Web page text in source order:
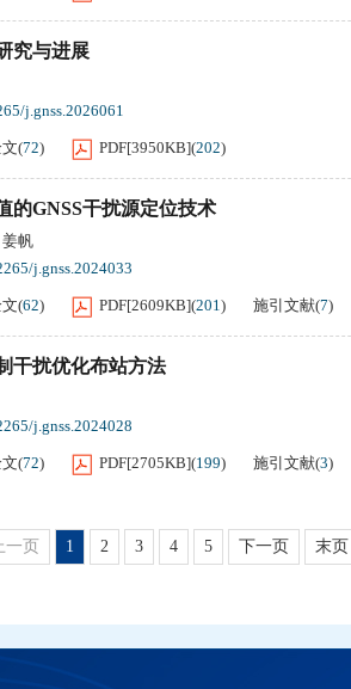
究与进展
j.gnss.2026061
(72) PDF[3950KB](202)
的GNSS干扰源定位技术
姜帆
j.gnss.2024033
(62) PDF[2609KB](201) 施引文献(7)
干扰优化布站方法
j.gnss.2024028
(72) PDF[2705KB](199) 施引文献(3)
一页 1 2 3 4 5 下一页 末页